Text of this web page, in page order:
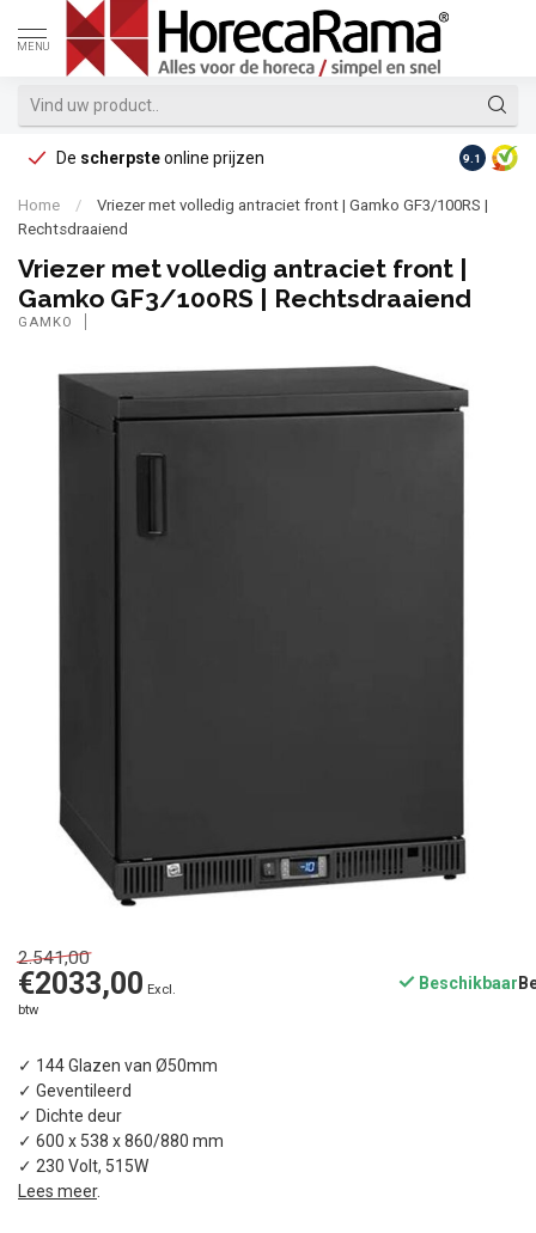
MENU
De scherpsteonline prijzen Op
9.1
Home /
Vriezer met volledig antraciet front | Gamko GF3/100RS |
Rechtsdraaiend
Vriezer met volledig antraciet front |
Gamko GF3/100RS | Rechtsdraaiend
GAMKO
2.541,00
€2033,00 Excl.
btw
Beschikbaar
✓ 144 Glazen van Ø50mm
✓ Geventileerd
✓ Dichte deur
✓ 600 x 538 x 860/880 mm
✓ 230 Volt, 515W
Lees meer.